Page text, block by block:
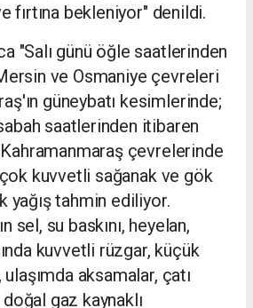
fırtına bekleniyor" denildi.
"Salı günü öğle saatlerinden
ve Osmaniye çevreleri
güneybatı kesimlerinde;
saatlerinden itibaren
Kahramanmaraş çevrelerinde
kuvvetli sağanak ve gök
yağış tahmin ediliyor.
sel, su baskını, heyelan,
kuvvetli rüzgar, küçük
ulaşımda aksamalar, çatı
gaz kaynaklı